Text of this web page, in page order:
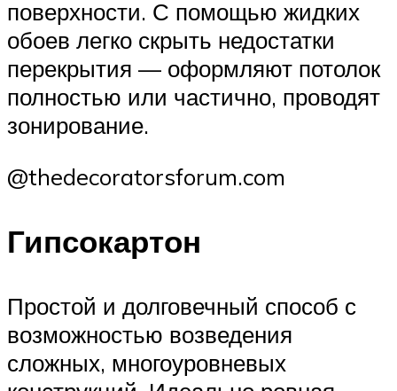
поверхности. С помощью жидких
обоев легко скрыть недостатки
перекрытия — оформляют потолок
полностью или частично, проводят
зонирование.
@thedecoratorsforum.com
Гипсокартон
Простой и долговечный способ с
возможностью возведения
сложных, многоуровневых